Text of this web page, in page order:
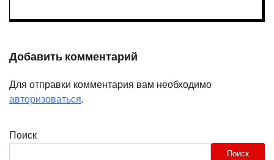
Добавить комментарий
Для отправки комментария вам необходимо
авторизоваться.
Поиск
Поиск